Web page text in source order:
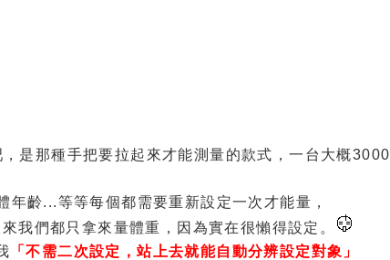
是那種手把要拉起來才能測量的款式，一台大概3000
齡...等等每個都需要重新設定一次才能量，
我們都只拿來量體重，因為實在很懶得設定。
「不需二次設定，站上去就能自動分辨設定對象」